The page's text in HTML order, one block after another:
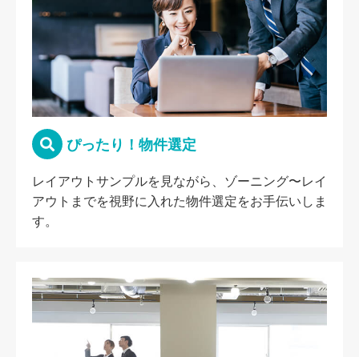
ぴったり！物件選定
レイアウトサンプルを見ながら、ゾーニング〜レイ
アウトまでを視野に入れた物件選定をお手伝いしま
す。